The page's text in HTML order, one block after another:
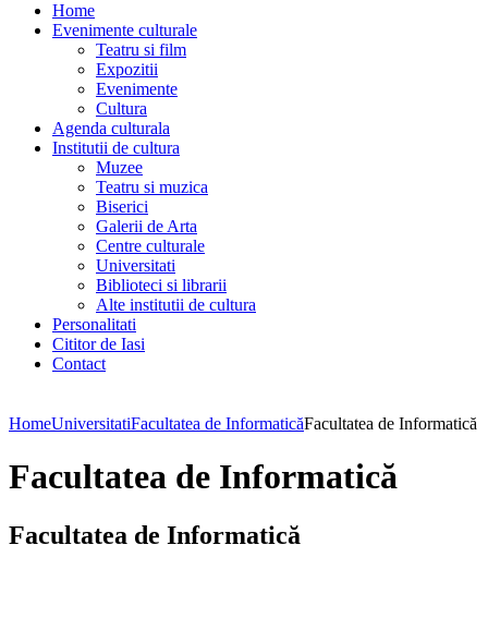
Home
Evenimente culturale
Teatru si film
Expozitii
Evenimente
Cultura
Agenda culturala
Institutii de cultura
Muzee
Teatru si muzica
Biserici
Galerii de Arta
Centre culturale
Universitati
Biblioteci si librarii
Alte institutii de cultura
Personalitati
Cititor de Iasi
Contact
HomeUniversitatiFacultatea de InformaticăFacultatea de Informatică
Facultatea de Informatică
Facultatea de Informatică